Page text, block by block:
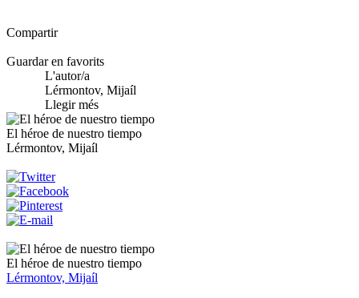
Compartir
Guardar en favorits
L'autor/a
Lérmontov, Mijaíl
Llegir més
El héroe de nuestro tiempo
Lérmontov, Mijaíl
El héroe de nuestro tiempo
Lérmontov, Mijaíl